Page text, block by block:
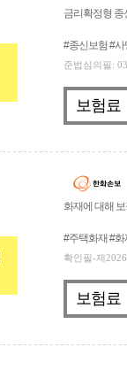
금리확정형 종
#종신보험 #
준법심의필:
보험료
화재에 대해
#주택화재 #화
확인필-제
보험료